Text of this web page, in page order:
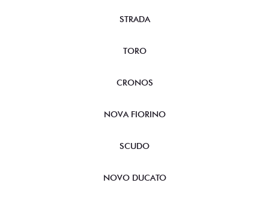
STRADA
TORO
CRONOS
NOVA FIORINO
SCUDO
NOVO DUCATO